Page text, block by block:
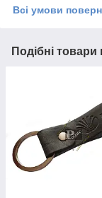
Всі умови
Подібні товари